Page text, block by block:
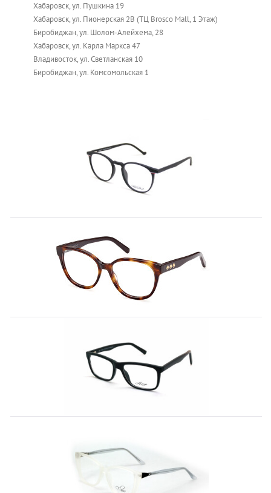
Хабаровск, ул. Пушкина 19
Хабаровск, ул. Пионерская 2В (ТЦ Brosco Mall, 1 Этаж)
Биробиджан, ул. Шолом-Алейхема, 28
Хабаровск, ул. Карла Маркса 47
Владивосток, ул. Светланская 10
Биробиджан, ул. Комсомольская 1